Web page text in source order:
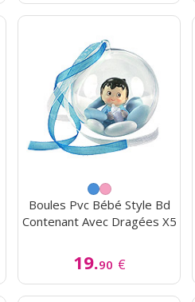
Boules Pvc Bébé Style Bd
Contenant Avec Dragées X5
19.90 €